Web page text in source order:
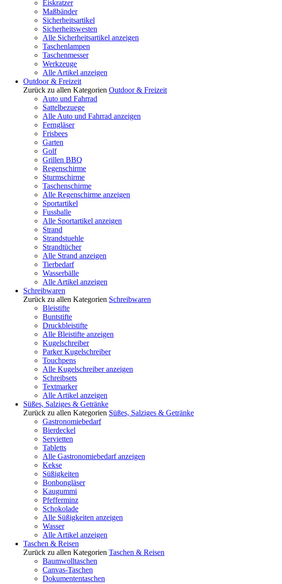
Eiskratzer
Maßbänder
Sicherheitsartikel
Sicherheitswesten
Alle Sicherheitsartikel anzeigen
Taschenlampen
Taschenmesser
Werkzeuge
Alle Artikel anzeigen
Outdoor & Freizeit
Zurück zu allen Kategorien Outdoor & Freizeit
Auto und Fahrrad
Sattelbezuege
Alle Auto und Fahrrad anzeigen
Ferngläser
Frisbees
Garten
Golf
Grillen BBQ
Regenschirme
Sturmschirme
Taschenschirme
Alle Regenschirme anzeigen
Sportartikel
Fussballe
Alle Sportartikel anzeigen
Strand
Strandstuehle
Strandtücher
Alle Strand anzeigen
Tierbedarf
Wasserbälle
Alle Artikel anzeigen
Schreibwaren
Zurück zu allen Kategorien Schreibwaren
Bleistifte
Buntstifte
Druckbleistifte
Alle Bleistifte anzeigen
Kugelschreiber
Parker Kugelschreiber
Touchpens
Alle Kugelschreiber anzeigen
Schreibsets
Textmarker
Alle Artikel anzeigen
Süßes, Salziges & Getränke
Zurück zu allen Kategorien Süßes, Salziges & Getränke
Gastronomiebedarf
Bierdeckel
Servietten
Tabletts
Alle Gastronomiebedarf anzeigen
Kekse
Süßigkeiten
Bonbongläser
Kaugummi
Pfefferminz
Schokolade
Alle Süßigkeiten anzeigen
Wasser
Alle Artikel anzeigen
Taschen & Reisen
Zurück zu allen Kategorien Taschen & Reisen
Baumwolltaschen
Canvas-Taschen
Dokumententaschen